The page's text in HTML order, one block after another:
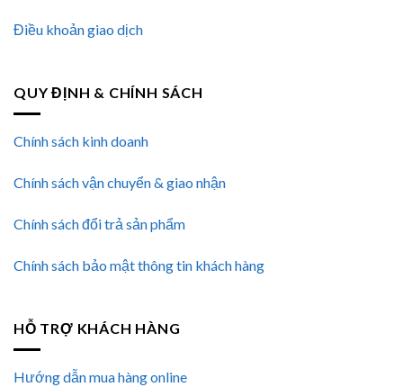
Điều khoản giao dịch
QUY ĐỊNH & CHÍNH SÁCH
Chính sách kinh doanh
Chính sách vận chuyển & giao nhận
Chính sách đổi trả sản phẩm
Chính sách bảo mật thông tin khách hàng
HỖ TRỢ KHÁCH HÀNG
Hướng dẫn mua hàng online